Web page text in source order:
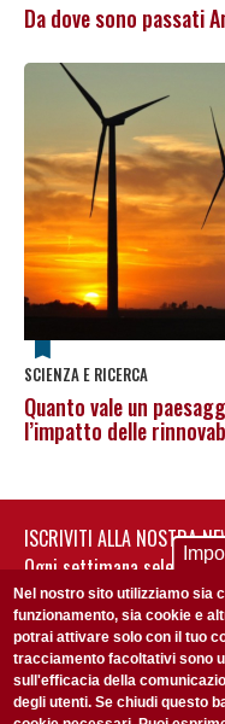
Da dove sono passati
SCIENZA E RICERCA
Quanto vale un
l’impatto delle
ISCRIVITI ALLA NOSTRA
Ogni settimana
non perderti gli
Nel nostro sito utilizziamo sia
funzionamento, sia cookie e
potrai attivare solo con il tuo
tracciamento facoltativi sono
sull'efficacia della
degli utenti. Se chiudi questo